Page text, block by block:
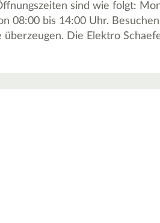
sind wie folgt:
08:00 bis 14:00 Uhr.
überzeugen. Die Elektro